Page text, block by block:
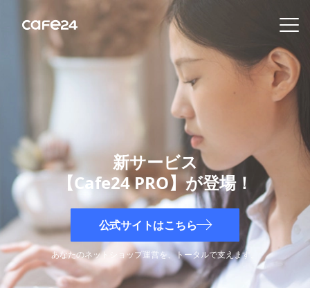
販
売
チ
ャ
ル
新サービス
【Cafe24 PRO】が登場！
公式サイトはこちら
あなたのネットショップ運営を、トータルで支えます。
Facebookと
Instagramで
グローバル販売を実現!
Facebook・Instagramを利用する
31億のユーザーに商品を販売してみましょう。